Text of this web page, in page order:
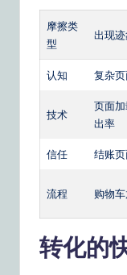
摩擦类
型
出现迹
认知 复杂
技术
页面
出率
信任 结账
流程 购物
转化的